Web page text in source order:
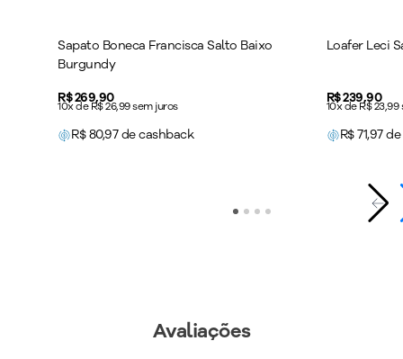
Sapato Boneca Francisca Salto Baixo
Burgundy
Price:
R$ 269,90
10x de R$ 26,99 sem juros
R$80,97de cashback
Loafer Leci
Price:
R$ 239,90
10x de R$
R$71,97de
Avaliações